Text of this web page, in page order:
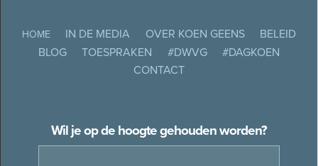
HOME IN DE MEDIA OVER KOEN GEENS
BELEID
BLOG
TOESPRAKEN #DWVG
#DAGKOEN
CONTACT
Wil je op de hoogte gehouden worden?